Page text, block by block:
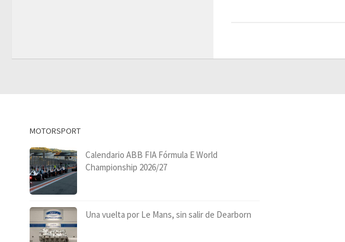
MOTORSPORT
Calendario ABB FIA Fórmula E World
Championship 2026/27
Una vuelta por Le Mans, sin salir de Dearborn